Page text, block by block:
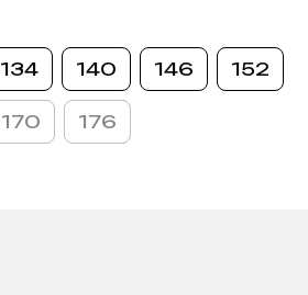
134 140 146 152
170 176